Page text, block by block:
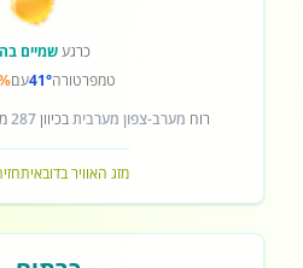
כרגעשמיים
טמפרטורה41°עם
רוח מערב-צפון מערביתבכיוון287
מזג האוויר בדובאי